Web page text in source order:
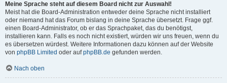
Meine Sprache steht auf diesem Board nicht zur Auswahl!
Meist hat die Board-Administration entweder deine Sprache nicht installiert
oder niemand hat das Forum bislang in deine Sprache übersetzt. Frage ggf.
einen Board-Administrator, ob er das Sprachpaket, das du benötigst,
installieren kann. Falls es noch nicht existiert, würden wir uns freuen, wenn du
es übersetzen würdest. Weitere Informationen dazu können auf der Website
von phpBB Limited oder aufphpBB.de gefunden werden.
Nach oben